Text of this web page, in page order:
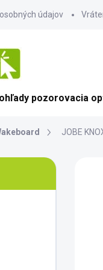
údajov
pozorovacia
JOBE